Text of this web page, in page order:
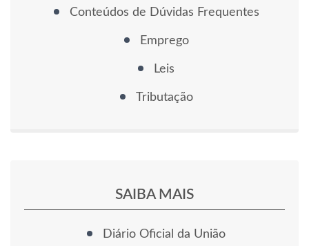
Conteúdos de Dúvidas Frequentes
Emprego
Leis
Tributação
SAIBA MAIS
Diário Oficial da União